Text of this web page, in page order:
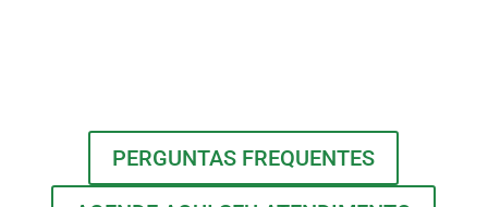
PERGUNTAS FREQUENTES